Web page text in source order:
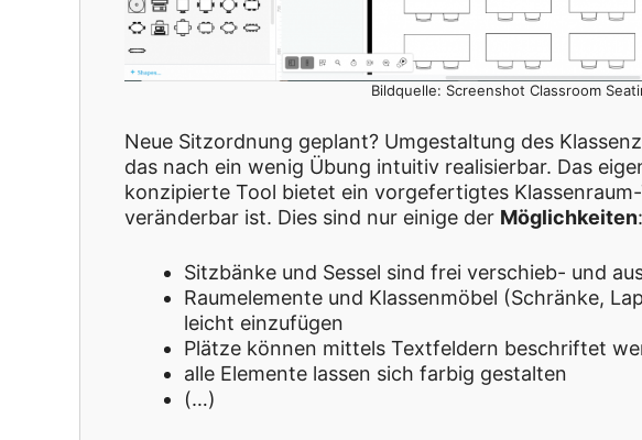
Bildquelle: Screenshot Classroom
Neue Sitzordnung geplant? Umgestaltung des
das nach ein wenig Übung intuitiv realisierbar. Das
konzipierte Tool bietet ein vorgefertigtes
veränderbar ist. Dies sind nur einige der Möglichkeiten:
Sitzbänke und Sessel sind frei verschieb- und
Raumelemente und Klassenmöbel (Schränke,
leicht einzufügen
Plätze können mittels Textfeldern beschriftet
alle Elemente lassen sich farbig gestalten
(…)